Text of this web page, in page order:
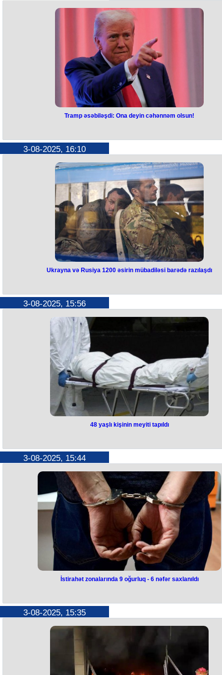
və təcili tibbi yardım əməkdaşları cəlb olunub.
Hadisə ilə bağlı araşdırma başladılıb.
Partlayışın səbəbi məlum deyil.
cəhənnəm olsun!
Respublikaçıların bəzi yüksək namizədlərinin təsdiqi üçün 1 milyard
dollardan çox pul tələb edib.
Bunu ABŞ Prezidenti Donald Tramp "Truth Social" səhifəsində yazıb.
Ağ Ev rəhbəri bunu siyasi şantaj adlandırıb.
“Bu, həddindən artıq və görünməmiş tələbdir və Respublika Partiyası
bunu qəbul edərsə, bu, biabırçılıq olacaq. Öz partiyasının - radikal
dəlilərin böyük təzyiqi altında olan Şumerə deyin ki, cəhənnəm
Tramp qeyd edib.
Tramp əsəbiləşdi: Ona deyin cəhənnəm olsun!
3-08-2025, 16:10
mübadiləsi barədə razılaşdı
Bu barədə Ukrayna Prezidenti Volodimir Zelenski “Telegram”
Ukrayna Prezidenti qeyd edib ki, İstanbulda keçirilən üçüncü
raundundan sonra tərəflər 1200 əsirin mübadiləsi ilə bağlı razılıq
ediblər. Hazırda tərəflər mübadilə üçün nəzərdə tutulan şəxslərin
üzərində işləyir. Volodimir Zelenski bu məsələni Prezident Aparatının
rəhbəri Andrey Yermak və Təhlükəsizlik və Müdafiə Şurasının katibi
Rustem Umerovla müzakirə edib.
Volodimir Zelenski əlavə edib ki, Ukrayna eyni zamanda mülki
geri qaytarılması istiqamətində də iş aparır və hər bir vətəndaşın taleyi
bağlı məlumatlar toplanır.
Ukrayna və Rusiya 1200 əsirin mübadiləsi barədə razılaşdı
3-08-2025, 15:56
Abşeron rayonunun Xırdalan şəhərində yerləşən yaşayış
komplekslərindən birində 48 yaşlı kişinin meyiti tapılıb.
aşkarlanıb.
Hadisə yerinə hüquq-mühafizə orqanlarının əməkdaşları cəlb
Meyit müvafiq ekspertiza təyin olunması üçün aidiyyəti üzrə təhvil
Faktla bağlı araşdırma aparılır.
48 yaşlı kişinin meyiti tapıldı
3-08-2025, 15:44
nəfər saxlanıldı
çimərliklərə, meşəlik və digər istirahət zonalarına kütləvi axını nəzərə
DİN-in Mətbuat Xidmətindən verilən məlumata görə, yollarda
təhlükəsizliyi ilə yanaşı, xüsusilə də mülkiyyət toxunulmazlığının
olunması məqsədilə polis əməkdaşları həm rəsmi geyimdə, həm də
formada aşkar və gizli şəkildə xidmət aparırlar.
İstirahət zonalarında 9 oğurluq - 6 nəfər saxlanıldı
3-08-2025, 15:35